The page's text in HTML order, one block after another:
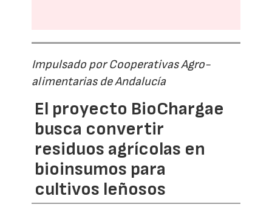
Impulsado por Cooperativas Agro-
alimentarias de Andalucía
El proyecto BioChargae
busca convertir
residuos agrícolas en
bioinsumos para
cultivos leñosos